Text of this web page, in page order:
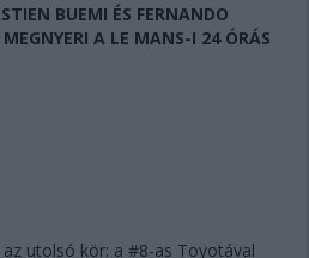
BUEMI ÉS FERNANDO
A LE MANS-I 24 ÓRÁS
az utolsó kör: a #8-as Toyotával